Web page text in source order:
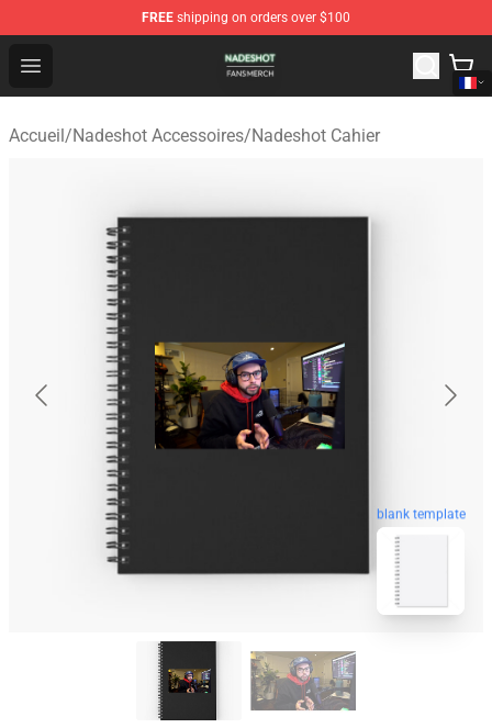
FREE shipping on orders over $100
Open menu
Nadeshot Shop - Official Nadeshot Merchandise Store
Accueil/Nadeshot Accessoires/Nadeshot Cahier
blank template